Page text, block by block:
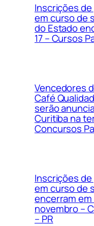
Inscrições
em curso de
do Estado
17 – Cursos
Vencedores
Café
serão
Curitiba na
Concursos
Inscrições
em curso de
encerram em
novembro –
– PR